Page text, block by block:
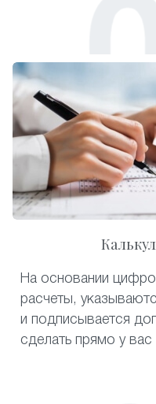
На основании
расчеты,
и подписывается
сделать прямо у